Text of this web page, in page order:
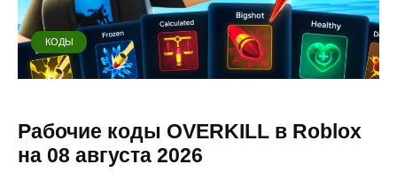
КОДЫ
Рабочие коды OVERKILL в Roblox
на 08 августа 2026